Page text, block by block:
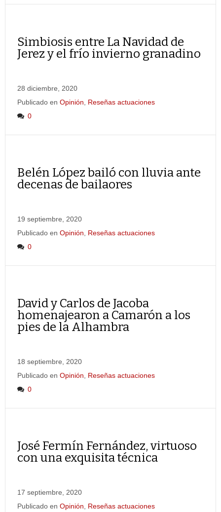
Simbiosis entre La Navidad de
Jerez y el frío invierno granadino
28 diciembre, 2020
Publicado en Opinión
Reseñas actuaciones
0
Belén López bailó con lluvia ante
decenas de bailaores
19 septiembre, 2020
Publicado en Opinión
Reseñas actuaciones
0
David y Carlos de Jacoba
homenajearon a Camarón a los
pies de la Alhambra
18 septiembre, 2020
Publicado en Opinión
Reseñas actuaciones
0
José Fermín Fernández, virtuoso
con una exquisita técnica
17 septiembre, 2020
Publicado en Opinión
Reseñas actuaciones